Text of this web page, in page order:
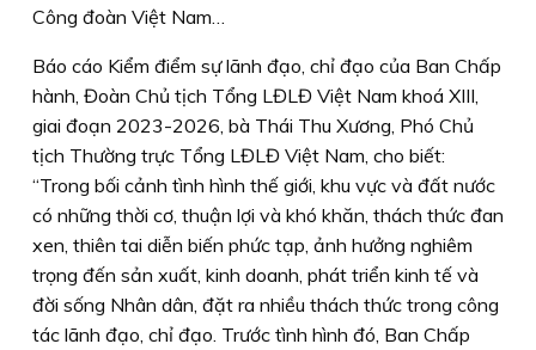
Công đoàn Việt Nam…
Báo cáo Kiểm điểm sự lãnh đạo, chỉ đạo của Ban Chấp
hành, Đoàn Chủ tịch Tổng LĐLĐ Việt Nam khoá XIII,
giai đoạn 2023-2026, bà Thái Thu Xương, Phó Chủ
tịch Thường trực Tổng LĐLĐ Việt Nam, cho biết:
“Trong bối cảnh tình hình thế giới, khu vực và đất nước
có những thời cơ, thuận lợi và khó khăn, thách thức đan
xen, thiên tai diễn biến phức tạp, ảnh hưởng nghiêm
trọng đến sản xuất, kinh doanh, phát triển kinh tế và
đời sống Nhân dân, đặt ra nhiều thách thức trong công
tác lãnh đạo, chỉ đạo. Trước tình hình đó, Ban Chấp